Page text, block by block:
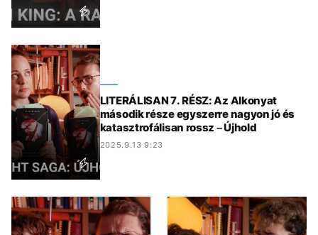
LITERÁLISAN 7. RÉSZ: Az Alkonyat
második része egyszerre nagyon jó és
katasztrofálisan rossz – Újhold
2025.9.13 9:23